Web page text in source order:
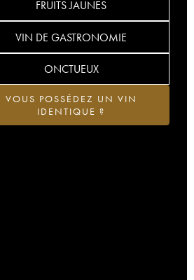
FRUITS JAUNES
VIN DE GASTRONOMIE
ONCTUEUX
VOUS POSSÉDEZ UN VIN
IDENTIQUE ?